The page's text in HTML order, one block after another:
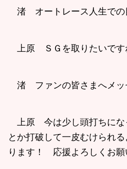
渚 オートレース人生での
上原 ＳＧを取りたいです
渚 ファンの皆さまへメッ
上原 今は少し頭打ちにな
とか打破して一皮むけられ
ります！ 応援よろしくお願